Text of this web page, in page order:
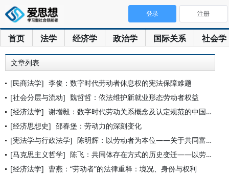
首页 法学 经济学 政治学 国际关系 社会学
登录 注册
文章列表
[民商法学] 李俊：数字时代劳动者休息权的宪法保障难题
[社会分层与流动] 魏哲哲：依法维护新就业形态劳动者权益
[经济法学] 谢增毅：数字时代劳动关系概念及认定规范的中国表达
[经济思想史] 邵春堡：劳动力的深刻变化
[宪法学与行政法学] 陈明辉：以劳动者为本位——关于共同富裕的一条思考路径
[马克思主义哲学] 陈飞：共同体存在方式的历史变迁——以劳动者和生产资料的关系为
[经济法学] 曹燕：“劳动者”的法律重释：境况、身份与权利